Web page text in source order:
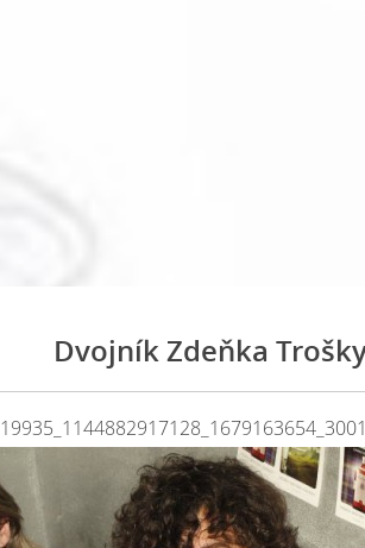
Dvojník Zdeňka